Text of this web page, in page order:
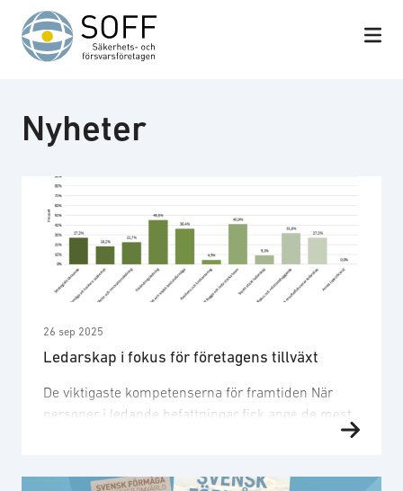
Hoppa till innehåll
Nyheter
26 sep 2025
Ledarskap i fokus för företagens tillväxt
De viktigaste kompetenserna för framtiden När
personer i ledande befattningar fick ange de mest
och leda starka team” (41 %) samt ”agilitet och